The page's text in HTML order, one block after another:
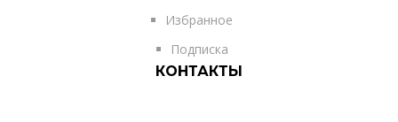
Избранное
Подписка
КОНТАКТЫ